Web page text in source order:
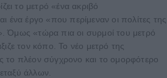
το μετρό «ένα ακριβό
ένα έργο «που περίμεναν οι πολίτες της
Όμως «τώρα πια οι συρμοί του μετρό
τον κόπο. Το νέο μετρό της
το πλέον σύγχρονο και το ομορφότερο
άλλων.